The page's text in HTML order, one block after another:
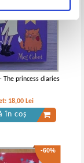
The princess diaries
18,00 Lei
în coș
-60%